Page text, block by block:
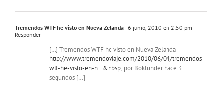
Tremendos WTF he visto en Nueva Zelanda 6 junio, 2010 en 2:50 pm -
Responder
[…] Tremendos WTF he visto en Nueva Zelanda
http://www.tremendoviaje.com/2010/06/04/tremendos-
wtf-he-visto-en-n…&nbsp; por Boklunder hace 3
segundos […]